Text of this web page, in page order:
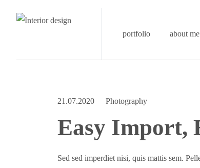
portfolio about me
21.07.2020 Photography
Easy Import,
Sed sed imperdiet nisi, quis mattis sem.